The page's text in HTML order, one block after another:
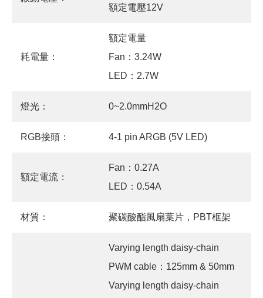
額定電壓12V
耗電量：
額定電量
Fan：3.24W
LED：2.7W
燈光： 0~2.0mmH2O
RGB接頭： 4-1 pin ARGB (5V LED)
額定電流：
Fan：0.27A
LED：0.54A
材質： 聚碳酸酯風扇葉片，PBT框架
Varying length daisy-chain
PWM cable：125mm & 50mm
Varying length daisy-chain